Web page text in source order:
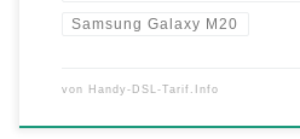
Samsung Galaxy M20
von Handy-DSL-Tarif.Info